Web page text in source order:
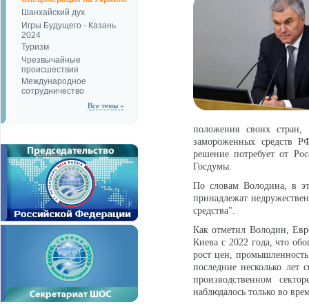
Шанхайский дух
Игры Будущего - Казань
2024
Туризм
Чрезвычайные
происшествия
Международное
сотрудничество
Все темы »
положения своих
замороженных средств
решение потребует от
Госдумы.
По словам Володина, в
принадлежат
средства".
Как отметил Володин,
Киева с 2022 года, что
рост цен,
последние несколько
производственном
наблюдалось только во